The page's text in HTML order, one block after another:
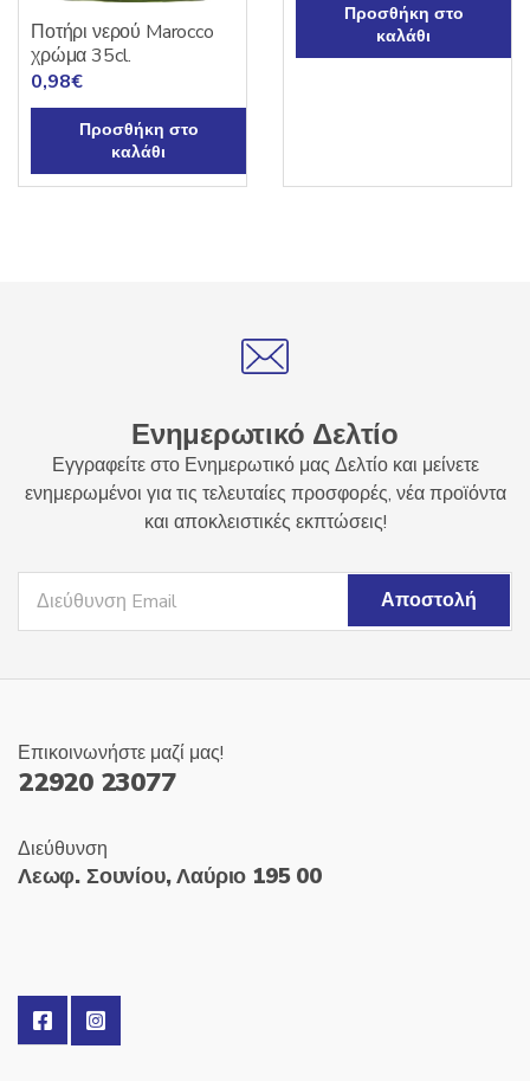
Ποτήρι νερού Marocco
χρώμα 35cl.
0,98€
Προσθήκη στο
καλάθι
Προσθήκη στο
καλάθι
Ενημερωτικό Δελτίο
Εγγραφείτε στο Ενημερωτικό μας Δελτίο και μείνετε
ενημερωμένοι για τις τελευταίες προσφορές, νέα προϊόντα
και αποκλειστικές εκπτώσεις!
Επικοινωνήστε μαζί μας!
22920 23077
Διεύθυνση
Λεωφ. Σουνίου, Λαύριο 195 00